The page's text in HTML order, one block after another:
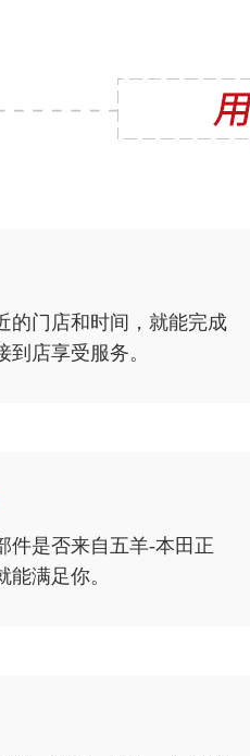
的门店和时间，就能完成
店享受服务。
件是否来自五羊-本田正
满足你。